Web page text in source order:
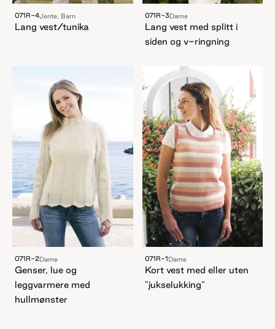
071R-4Jente, Barn
Lang vest/tunika
071R-3Dame
Lang vest med splitt i
siden og v-ringning
071R-2Dame
Genser, lue og
leggvarmere med
hullmønster
071R-1 Dame
Kort vest med eller uten
"jukselukking"